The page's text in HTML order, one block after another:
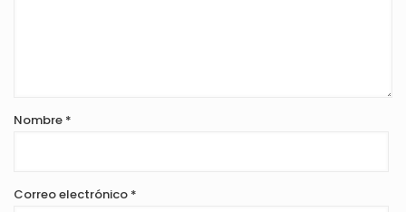
Nombre *
Correo electrónico *